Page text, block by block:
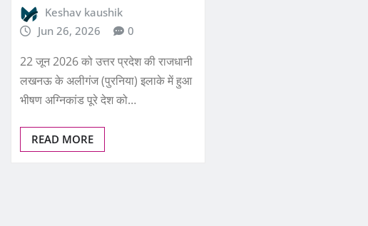
Keshav kaushik
Jun 26, 2026
0
22 जून 2026 को उत्तर प्रदेश की राजधानी
लखनऊ के अलीगंज (पुरनिया) इलाके में हुआ
भीषण अग्निकांड पूरे देश को…
READ MORE